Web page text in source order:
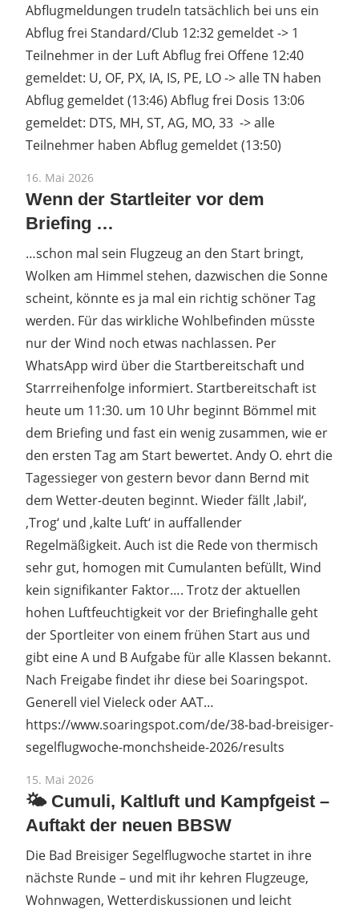
Abflugmeldungen trudeln tatsächlich bei uns ein
Abflug frei Standard/Club 12:32 gemeldet -> 1
Teilnehmer in der Luft Abflug frei Offene 12:40
gemeldet: U, OF, PX, IA, IS, PE, LO -> alle TN haben
Abflug gemeldet (13:46) Abflug frei Dosis 13:06
gemeldet: DTS, MH, ST, AG, MO, 33 -> alle
Teilnehmer haben Abflug gemeldet (13:50)
16. Mai 2026
Wenn der Startleiter vor dem
Briefing …
…schon mal sein Flugzeug an den Start bringt,
Wolken am Himmel stehen, dazwischen die Sonne
scheint, könnte es ja mal ein richtig schöner Tag
werden. Für das wirkliche Wohlbefinden müsste
nur der Wind noch etwas nachlassen. Per
WhatsApp wird über die Startbereitschaft und
Starrreihenfolge informiert. Startbereitschaft ist
heute um 11:30. um 10 Uhr beginnt Bömmel mit
dem Briefing und fast ein wenig zusammen, wie er
den ersten Tag am Start bewertet. Andy O. ehrt die
Tagessieger von gestern bevor dann Bernd mit
dem Wetter-deuten beginnt. Wieder fällt ‚labil‘,
‚Trog‘ und ‚kalte Luft‘ in auffallender
Regelmäßigkeit. Auch ist die Rede von thermisch
sehr gut, homogen mit Cumulanten befüllt, Wind
kein signifikanter Faktor…. Trotz der aktuellen
hohen Luftfeuchtigkeit vor der Briefinghalle geht
der Sportleiter von einem frühen Start aus und
gibt eine A und B Aufgabe für alle Klassen bekannt.
Nach Freigabe findet ihr diese bei Soaringspot.
Generell viel Vieleck oder AAT…
https://www.soaringspot.com/de/38-bad-breisiger-
segelflugwoche-monchsheide-2026/results
15. Mai 2026
🌤️ Cumuli, Kaltluft und Kampfgeist –
Auftakt der neuen BBSW
Die Bad Breisiger Segelflugwoche startet in ihre
nächste Runde – und mit ihr kehren Flugzeuge,
Wohnwagen, Wetterdiskussionen und leicht